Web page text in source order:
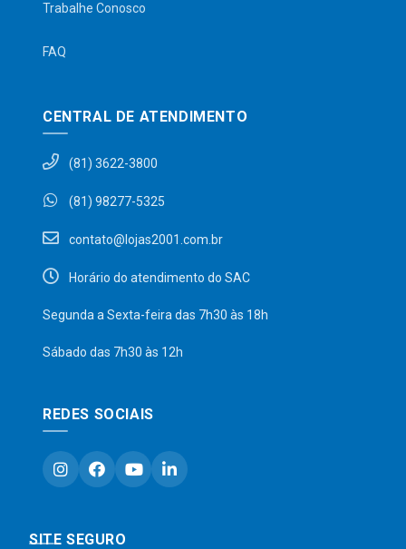
Trabalhe Conosco
FAQ
CENTRAL DE ATENDIMENTO
(81) 3622-3800
(81) 98277-5325
contato@lojas2001.com.br
Horário do atendimento do SAC
Segunda a Sexta-feira das 7h30 às 18h
Sábado das 7h30 às 12h
REDES SOCIAIS
SITE SEGURO